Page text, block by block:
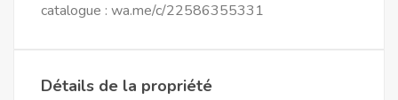
catalogue : wa.me/c/22586355331
Détails de la propriété